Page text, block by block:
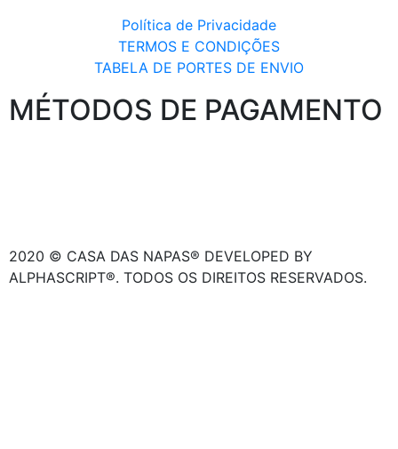
Política de Privacidade
TERMOS E CONDIÇÕES
TABELA DE PORTES DE ENVIO
MÉTODOS DE PAGAMENTO
2020 © CASA DAS NAPAS® DEVELOPED BY
ALPHASCRIPT®. TODOS OS DIREITOS RESERVADOS.